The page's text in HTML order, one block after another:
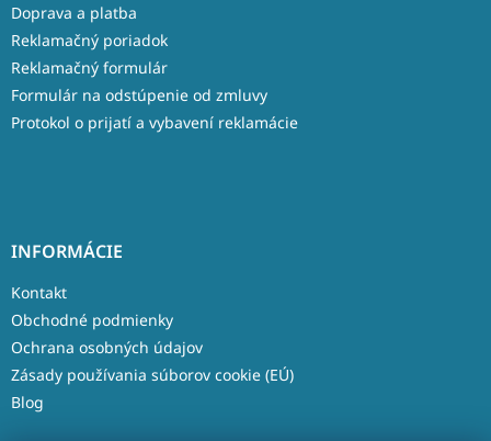
Doprava a platba
Reklamačný poriadok
Reklamačný formulár
Formulár na odstúpenie od zmluvy
Protokol o prijatí a vybavení reklamácie
INFORMÁCIE
Kontakt
Obchodné podmienky
Ochrana osobných údajov
Zásady používania súborov cookie (EÚ)
Blog